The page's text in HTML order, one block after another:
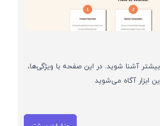
با هوش مصنوعی Unvoice بیشتر آشنا شوید. در این صفحه با ویژگی‌ها،
ابزار آگاه می‌شوید